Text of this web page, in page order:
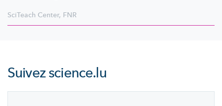
SciTeach Center, FNR
Suivezscience.lu